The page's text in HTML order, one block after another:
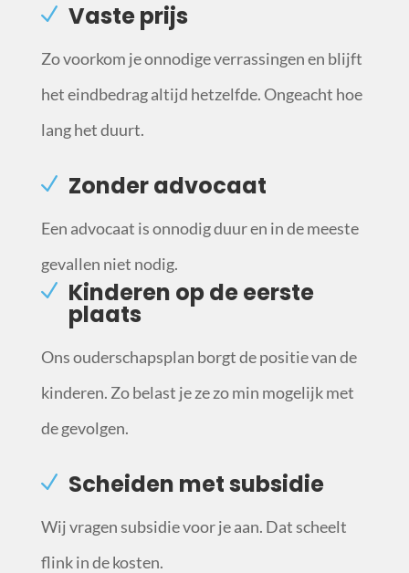
Vaste prijs
Zo voorkom je onnodige verrassingen en blijft
het eindbedrag altijd hetzelfde. Ongeacht hoe
lang het duurt.
Zonder advocaat
Een advocaat is onnodig duur en in de meeste
gevallen niet nodig.
Kinderen op de eerste
plaats
Ons ouderschapsplan borgt de positie van de
kinderen. Zo belast je ze zo min mogelijk met
de gevolgen.
Scheiden met subsidie
Wij vragen subsidie voor je aan. Dat scheelt
flink in de kosten.